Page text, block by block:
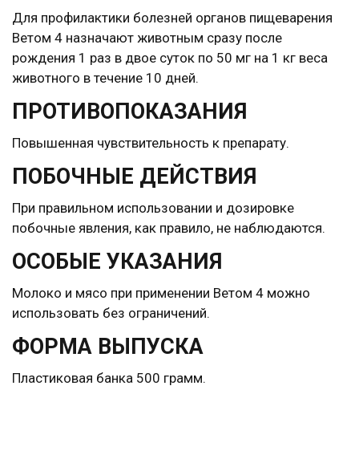
Для профилактики болезней органов пищеварения
Ветом 4 назначают животным сразу после
рождения 1 раз в двое суток по 50 мг на 1 кг веса
животного в течение 10 дней.
ПРОТИВОПОКАЗАНИЯ
Повышенная чувствительность к препарату.
ПОБОЧНЫЕ ДЕЙСТВИЯ
При правильном использовании и дозировке
побочные явления, как правило, не наблюдаются.
ОСОБЫЕ УКАЗАНИЯ
Молоко и мясо при применении Ветом 4 можно
использовать без ограничений.
ФОРМА ВЫПУСКА
Пластиковая банка 500 грамм.